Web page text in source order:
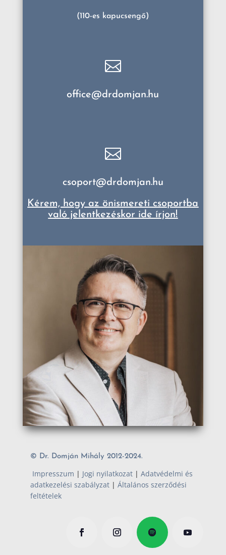
(110-es kapucsengő)

office@drdomjan.hu

csoport@drdomjan.hu
Kérem, hogy az önismereti csoportba
való jelentkezéskor ide írjon!
© Dr. Domján Mihály 2012-2024.
Impresszum | Jogi nyilatkozat| Adatvédelmi és
adatkezelési szabályzat| Általános szerződési
feltételek